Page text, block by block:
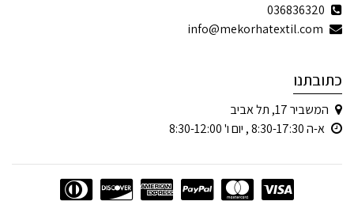
036836320
info@mekorhatextil.com
כתובתנו
המשביר 17, תל אביב
א-ה 8:30-17:30 , יום ו' 8:30-12:00